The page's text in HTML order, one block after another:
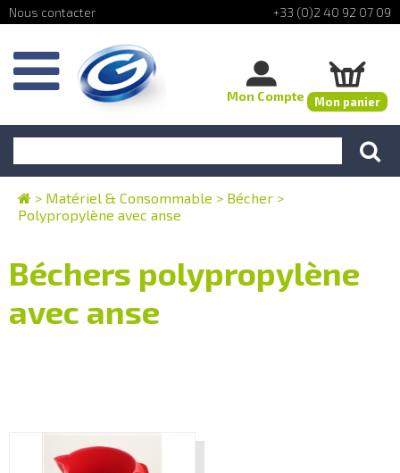
+33 (0)2 40 92 07 09
Mon Compte Mon panier
> Matériel & Consommable > Bécher >
Polypropylène avec anse
Béchers polypropylène
avec anse